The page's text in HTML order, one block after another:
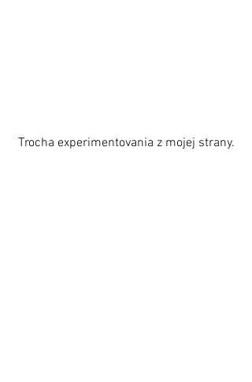
Trocha experimentovania z mojej strany.